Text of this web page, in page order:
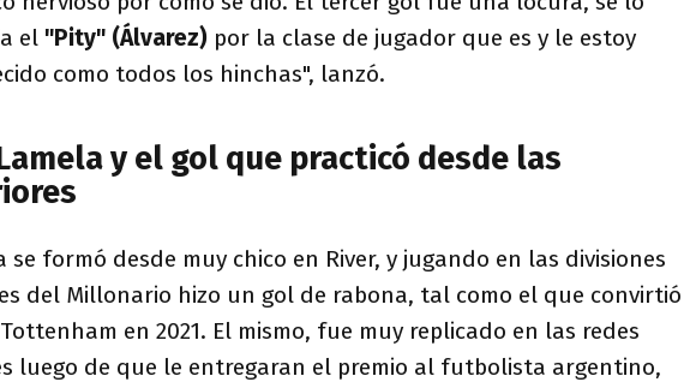
el "Pity" (Álvarez) por la clase de jugador que es y le estoy
como todos los hinchas", lanzó.
y el gol que practicó desde las
se formó desde muy chico en River, y jugando en las divisiones
del Millonario hizo un gol de rabona, tal como el que convirtió
en 2021. El mismo, fue muy replicado en las redes
luego de que le entregaran el premio al futbolista argentino,